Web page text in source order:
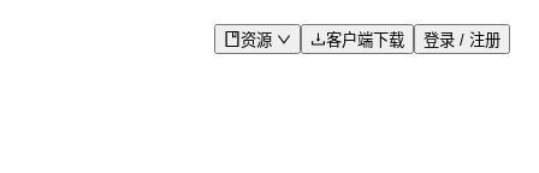
资源 客户端下载 登录 / 注册